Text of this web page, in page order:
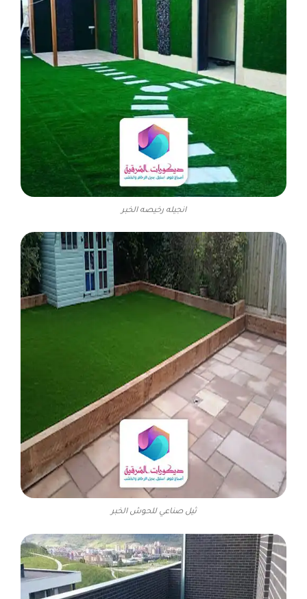
انجيله رخيصه الخبر
ثيل صناعي للحوش الخبر